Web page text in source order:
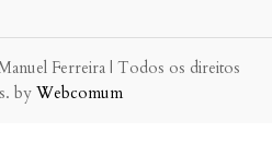
Ferreira | Todos os direitos
by Webcomum